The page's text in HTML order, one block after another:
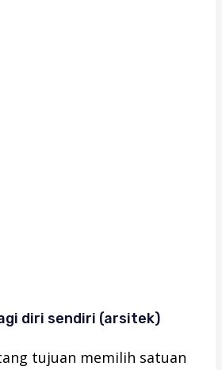
diri sendiri (arsitek)
tujuan memilih satuan